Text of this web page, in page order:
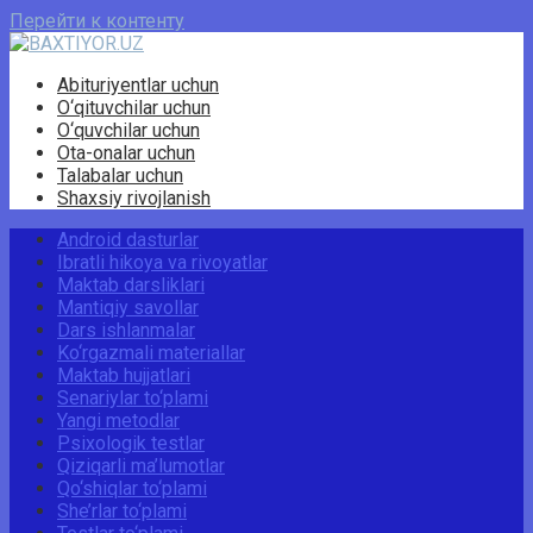
Перейти к контенту
Abituriyentlar uchun
O‘qituvchilar uchun
O‘quvchilar uchun
Ota-onalar uchun
Talabalar uchun
Shaxsiy rivojlanish
Android dasturlar
Ibratli hikoya va rivoyatlar
Maktab darsliklari
Mantiqiy savollar
Dars ishlanmalar
Ko‘rgazmali materiallar
Maktab hujjatlari
Senariylar to‘plami
Yangi metodlar
Psixologik testlar
Qiziqarli ma’lumotlar
Qo‘shiqlar to‘plami
She’rlar to‘plami